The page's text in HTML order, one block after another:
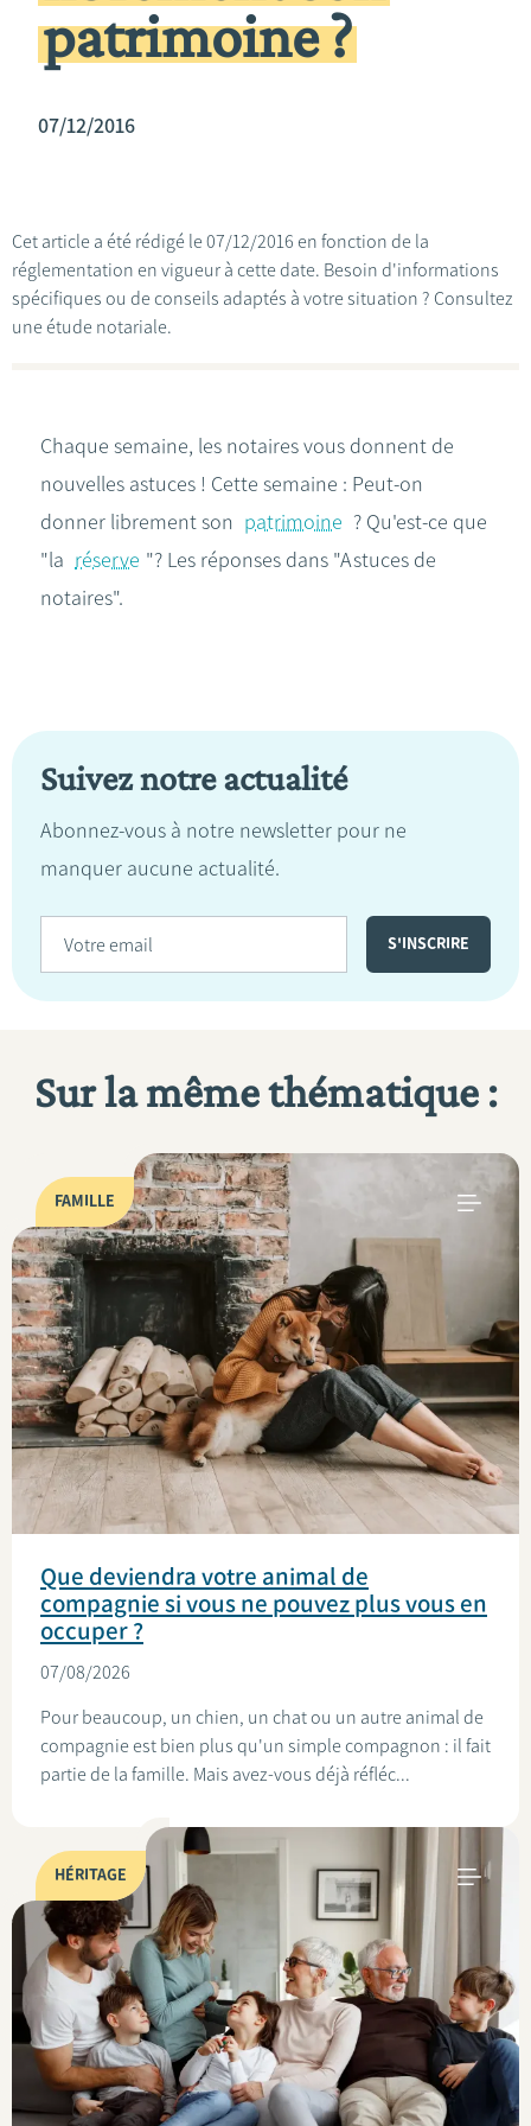
patrimoine ?
07/12/2016
Cet article a été rédigé le 07/12/2016 en fonction de la
réglementation en vigueur à cette date. Besoin d'informations
spécifiques ou de conseils adaptés à votre situation ? Consultez
une étude notariale.
Chaque semaine, les notaires vous donnent de
nouvelles astuces ! Cette semaine : Peut-on
donner librement son patrimoine ? Qu'est-ce que
"la réserve "? Les réponses dans "Astuces de
notaires".
Suivez notre actualité
Abonnez-vous à notre newsletter pour ne
manquer aucune actualité.
Sur la même thématique :
FAMILLE
Que deviendra votre animal de
compagnie si vous ne pouvez plus vous en
occuper ?
07/08/2026
Pour beaucoup, un chien, un chat ou un autre animal de
compagnie est bien plus qu'un simple compagnon : il fait
partie de la famille. Mais avez-vous déjà réfléc...
HÉRITAGE